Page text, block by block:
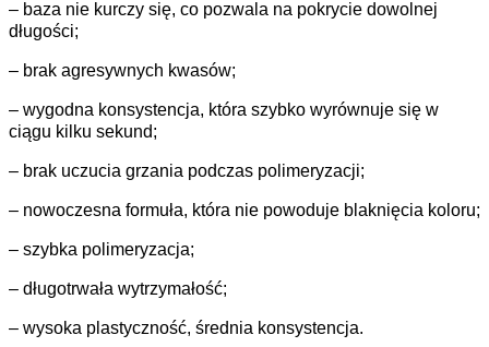
– baza nie kurczy się, co pozwala na pokrycie dowolnej
długości;
– brak agresywnych kwasów;
– wygodna konsystencja, która szybko wyrównuje się w
ciągu kilku sekund;
– brak uczucia grzania podczas polimeryzacji;
– nowoczesna formuła, która nie powoduje blaknięcia koloru;
– szybka polimeryzacja;
– długotrwała wytrzymałość;
– wysoka plastyczność, średnia konsystencja.